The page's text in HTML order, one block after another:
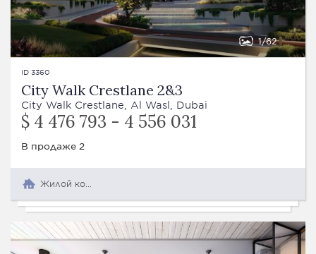
1 62
ID 3360
City Walk Crestlane 2&3
City Walk Crestlane, Al Wasl, Dubai
$ 4 476 793 - 4 556 031
В продаже 2
Жилой комплекс